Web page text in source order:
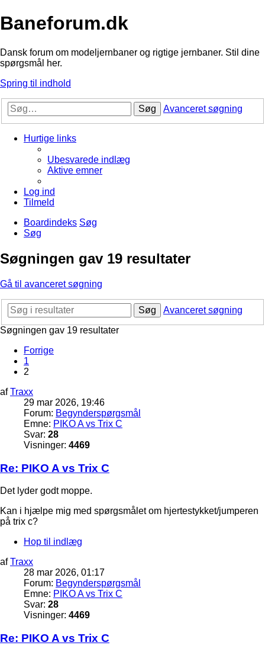
Baneforum.dk
Dansk forum om modeljernbaner og rigtige jernbaner. Stil dine
spørgsmål her.
Spring til indhold
Søg Avanceret søgning
Hurtige links
Ubesvarede indlæg
Aktive emner
Log ind
Tilmeld
Boardindeks Søg
Søg
Søgningen gav 19 resultater
Gå til avanceret søgning
Søg
Avanceret søgning
Søgningen gav 19 resultater
Forrige
1
2
afTraxx
29 mar 2026, 19:46
Forum: Begynderspørgsmål
Emne: PIKO A vs Trix C
Svar: 28
Visninger: 4469
Re: PIKO A vs Trix C
Det lyder godt moppe.
Kan i hjælpe mig med spørgsmålet om hjertestykket/jumperen
på trix c?
Hop til indlæg
afTraxx
28 mar 2026, 01:17
Forum: Begynderspørgsmål
Emne: PIKO A vs Trix C
Svar: 28
Visninger: 4469
Re: PIKO A vs Trix C